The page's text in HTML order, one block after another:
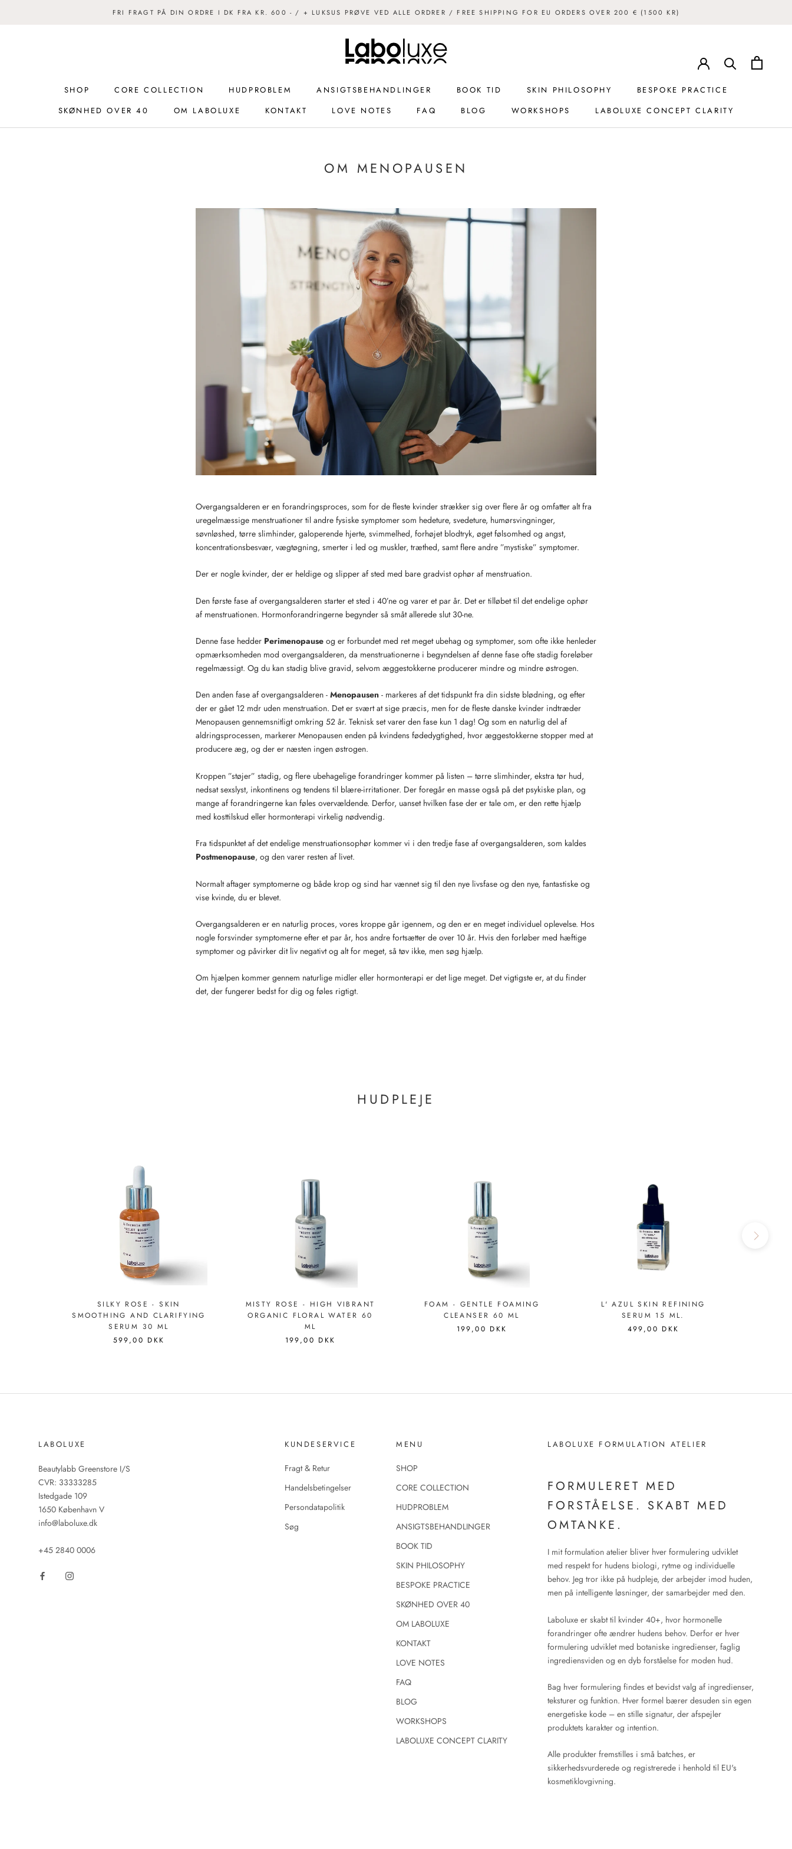
FRI FRAGT PÅ DIN ORDRE I DK FRA KR. 600 - / + LUKSUS PRØVE VED ALLE ORDRER / FREE SHIPPING FOR EU ORDERS OVER 200 € (1500 KR)
SHOP CORE COLLECTION HUDPROBLEM ANSIGTSBEHANDLINGER BOOK TID SKIN PHILOSOPHY BESPOKE PRACTICE
SKØNHED OVER 40
OM LABOLUXE
KONTAKT
LOVE NOTES
FAQ
BLOG
WORKSHOPS
LABOLUXE CONCEPT CLARITY
OM MENOPAUSEN
Overgangsalderen er en forandringsproces, som for de fleste kvinder strækker sig over flere år og omfatter alt fra
uregelmæssige menstruationer til andre fysiske symptomer som hedeture, svedeture, humørsvingninger,
søvnløshed, tørre slimhinder, galoperende hjerte, svimmelhed, forhøjet blodtryk, øget følsomhed og angst,
koncentrationsbesvær, vægtøgning, smerter i led og muskler, træthed, samt flere andre ”mystiske” symptomer.
Der er nogle kvinder, der er heldige og slipper af sted med bare gradvist ophør af menstruation.
Den første fase af overgangsalderen starter et sted i 40’ne og varer et par år. Det er tilløbet til det endelige ophør
af menstruationen. Hormonforandringerne begynder så småt allerede slut 30-ne.
Denne fase hedder Perimenopause og er forbundet med ret meget ubehag og symptomer, som ofte ikke henleder
opmærksomheden mod overgangsalderen, da menstruationerne i begyndelsen af denne fase ofte stadig foreløber
regelmæssigt. Og du kan stadig blive gravid, selvom æggestokkerne producerer mindre og mindre østrogen.
Den anden fase af overgangsalderen - Menopausen - markeres af det tidspunkt fra din sidste blødning, og efter
der er gået 12 mdr uden menstruation. Det er svært at sige præcis, men for de fleste danske kvinder indtræder
Menopausen gennemsnitligt omkring 52 år. Teknisk set varer den fase kun 1 dag! Og som en naturlig del af
aldringsprocessen, markerer Menopausen enden på kvindens fødedygtighed, hvor æggestokkerne stopper med at
producere æg, og der er næsten ingen østrogen.
Kroppen ”støjer” stadig, og flere ubehagelige forandringer kommer på listen – tørre slimhinder, ekstra tør hud,
nedsat sexslyst, inkontinens og tendens til blære-irritationer. Der foregår en masse også på det psykiske plan, og
mange af forandringerne kan føles overvældende. Derfor, uanset hvilken fase der er tale om, er den rette hjælp
med kosttilskud eller hormonterapi virkelig nødvendig.
Fra tidspunktet af det endelige menstruationsophør kommer vi i den tredje fase af overgangsalderen, som kaldes
Postmenopause, og den varer resten af livet.
Normalt aftager symptomerne og både krop og sind har vænnet sig til den nye livsfase og den nye, fantastiske og
vise kvinde, du er blevet.
Overgangsalderen er en naturlig proces, vores kroppe går igennem, og den er en meget individuel oplevelse. Hos
nogle forsvinder symptomerne efter et par år, hos andre fortsætter de over 10 år. Hvis den forløber med hæftige
symptomer og påvirker dit liv negativt og alt for meget, så tøv ikke, men søg hjælp.
Om hjælpen kommer gennem naturlige midler eller hormonterapi er det lige meget. Det vigtigste er, at du finder
det, der fungerer bedst for dig og føles rigtigt.
HUDPLEJE
SILKY ROSE - SKIN
SMOOTHING AND CLARIFYING
SERUM 30 ML
599,00 DKK
MISTY ROSE - HIGH VIBRANT
ORGANIC FLORAL WATER 60
ML
199,00 DKK
FOAM - GENTLE FOAMING
CLEANSER 60 ML
199,00 DKK
L' AZUL SKIN REFINING
SERUM 15 ML.
499,00 DKK
LABOLUXE
Beautylabb Greenstore I/S
CVR: 33333285
Istedgade 109
1650 København V
info@laboluxe.dk
+45 2840 0006
KUNDESERVICE
Fragt & Retur
Handelsbetingelser
Persondatapolitik
Søg
MENU
SHOP
CORE COLLECTION
HUDPROBLEM
ANSIGTSBEHANDLINGER
BOOK TID
SKIN PHILOSOPHY
BESPOKE PRACTICE
SKØNHED OVER 40
OM LABOLUXE
KONTAKT
LOVE NOTES
FAQ
BLOG
WORKSHOPS
LABOLUXE CONCEPT CLARITY
LABOLUXE FORMULATION ATELIER
FORMULERET MED
FORSTÅELSE. SKABT MED
OMTANKE.
I mit formulation atelier bliver hver formulering udviklet
med respekt for hudens biologi, rytme og individuelle
behov. Jeg tror ikke på hudpleje, der arbejder imod huden,
men på intelligente løsninger, der samarbejder med den.
Laboluxe er skabt til kvinder 40+, hvor hormonelle
forandringer ofte ændrer hudens behov. Derfor er hver
formulering udviklet med botaniske ingredienser, faglig
ingrediensviden og en dyb forståelse for moden hud.
Bag hver formulering findes et bevidst valg af ingredienser,
teksturer og funktion. Hver formel bærer desuden sin egen
energetiske kode – en stille signatur, der afspejler
produktets karakter og intention.
Alle produkter fremstilles i små batches, er
sikkerhedsvurderede og registrerede i henhold til EU's
kosmetiklovgivning.